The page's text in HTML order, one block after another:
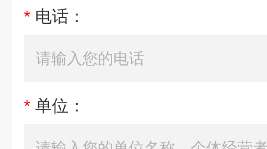
* 电话：
* 单位：